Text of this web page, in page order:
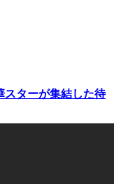
スターが集結した待